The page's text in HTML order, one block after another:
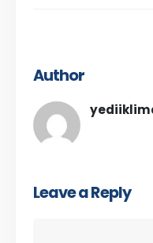
Author
Leave a Reply